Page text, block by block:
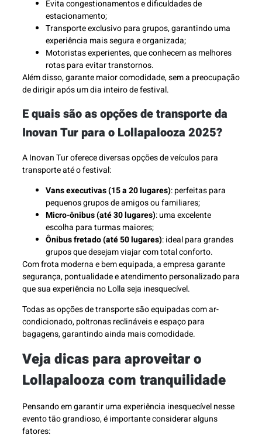
Evita congestionamentos e dificuldades de
estacionamento;
Transporte exclusivo para grupos, garantindo uma
experiência mais segura e organizada;
Motoristas experientes, que conhecem as melhores
rotas para evitar transtornos.
Além disso, garante maior comodidade, sem a preocupação
de dirigir após um dia inteiro de festival.
E quais são as opções de transporte da
Inovan Tur para o Lollapalooza 2025?
A Inovan Tur oferece diversas opções de veículos para
transporte até o festival:
Vans executivas (15 a 20 lugares): perfeitas para
pequenos grupos de amigos ou familiares;
Micro-ônibus (até 30 lugares): uma excelente
escolha para turmas maiores;
Ônibus fretado (até 50 lugares): ideal para grandes
grupos que desejam viajar com total conforto.
Com frota moderna e bem equipada, a empresa garante
segurança, pontualidade e atendimento personalizado para
que sua experiência no Lolla seja inesquecível.
Todas as opções de transporte são equipadas com ar-
condicionado, poltronas reclináveis e espaço para
bagagens, garantindo ainda mais comodidade.
Veja dicas para aproveitar o
Lollapalooza com tranquilidade
Pensando em garantir uma experiência inesquecível nesse
evento tão grandioso, é importante considerar alguns
fatores: